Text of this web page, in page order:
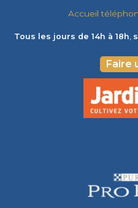
Accueil
Tous les jours de 14h à 18h,
Faire